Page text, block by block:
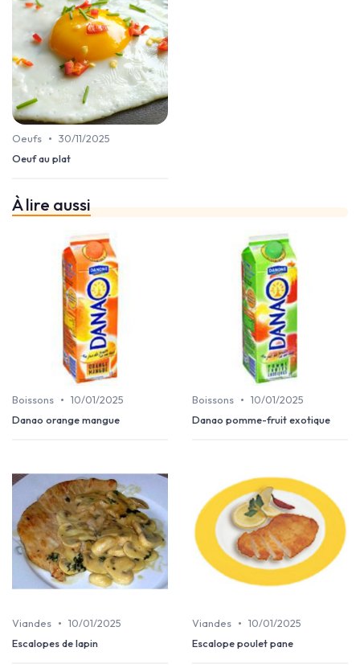
Oeufs • 30/11/2025
Oeuf au plat
À lire aussi
Boissons • 10/01/2025
Danao orange mangue
Boissons • 10/01/2025
Danao pomme-fruit exotique
Viandes • 10/01/2025
Escalopes de lapin
Viandes • 10/01/2025
Escalope poulet pane